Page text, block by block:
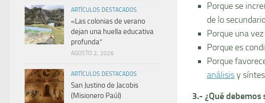
Porque se
de lo
Porque una
Porque es
Porque
análisisy
3.- ¿Qué debemos
ARTÍCULOS DESTACADOS
«Las colonias de verano
dejan una huella educativa
profunda”
AGOSTO 2, 2026
ARTÍCULOS DESTACADOS
San Justino de Jacobis
(Misionero Paúl)